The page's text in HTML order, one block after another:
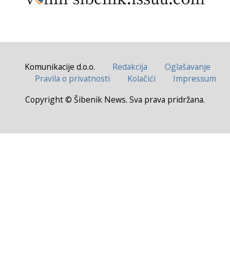
Komunikacije d.o.o. Redakcija
Oglašavanje
Pravila o privatnosti
Kolačići
Impressum
Copyright © Šibenik News. Sva prava pridržana.